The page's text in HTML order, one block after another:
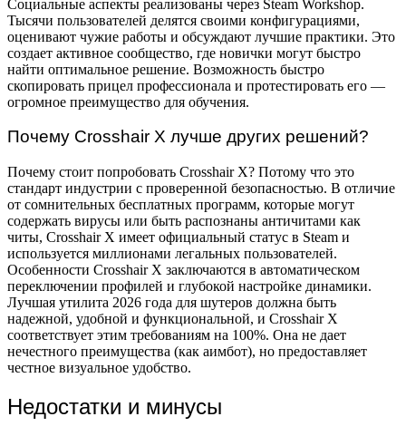
Социальные аспекты реализованы через Steam Workshop.
Тысячи пользователей делятся своими конфигурациями,
оценивают чужие работы и обсуждают лучшие практики. Это
создает активное сообщество, где новички могут быстро
найти оптимальное решение. Возможность быстро
скопировать прицел профессионала и протестировать его —
огромное преимущество для обучения.
Почему Crosshair X лучше других решений?
Почему стоит попробовать Crosshair X? Потому что это
стандарт индустрии с проверенной безопасностью. В отличие
от сомнительных бесплатных программ, которые могут
содержать вирусы или быть распознаны античитами как
читы, Crosshair X имеет официальный статус в Steam и
используется миллионами легальных пользователей.
Особенности Crosshair X заключаются в автоматическом
переключении профилей и глубокой настройке динамики.
Лучшая утилита 2026 года для шутеров должна быть
надежной, удобной и функциональной, и Crosshair X
соответствует этим требованиям на 100%. Она не дает
нечестного преимущества (как аимбот), но предоставляет
честное визуальное удобство.
Недостатки и минусы